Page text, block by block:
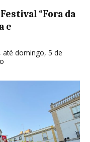
“Fora da
e
até domingo, 5 de